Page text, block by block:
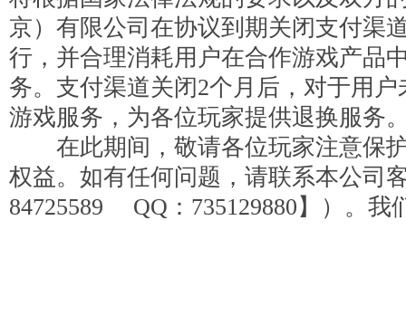
京）有限公司在协议到期关闭支付渠
行，并合理消耗用户在合作游戏产品
务。支付渠道关闭2个月后，对于用
游戏服务，为各位玩家提供退换服务
在此期间，敬请各位玩家注意保
权益。如有任何问题，请联系本公司
84725589 QQ：735129880】）。我